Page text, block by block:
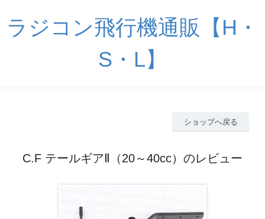
ラジコン飛行機通販【H・
S・L】
ショップへ戻る
C.F テールギアⅡ（20～40cc）のレビュー